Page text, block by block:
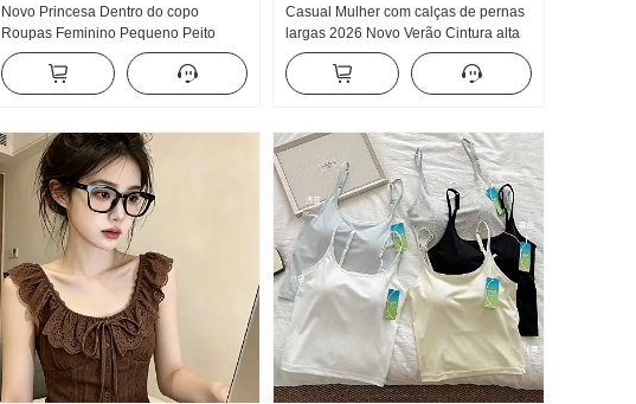
Novo Princesa Dentro do copo
Roupas Feminino Pequeno Peito
Ajuste Xian Grande Receber Vice
Leite Defesa Cachos Palma Taça
Modelo fino Texto Sutiã
Casual Mulher com calças de pernas
largas 2026 Novo Verão Cintura alta
Efeito emagrecedor Tamanho grande
Para pessoas baixas Estilo Simples
Solto Nove pontos Machete Calças